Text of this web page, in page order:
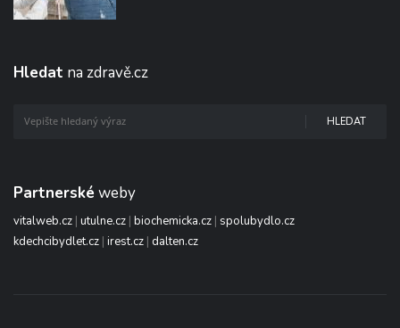
Hledat na zdravě.cz
HLEDAT
Partnerské weby
vitalweb.cz | utulne.cz | biochemicka.cz | spolubydlo.cz
kdechcibydlet.cz | irest.cz | dalten.cz